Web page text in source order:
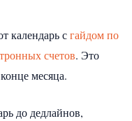
календарь сгайдом по
счетов. Это
месяца.
до дедлайнов,